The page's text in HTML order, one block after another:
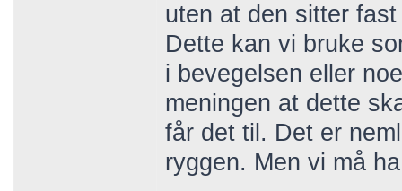
uten at den sitter
Dette kan vi bruke
i bevegelsen eller
meningen at dette
får det til. Det er
ryggen. Men vi må